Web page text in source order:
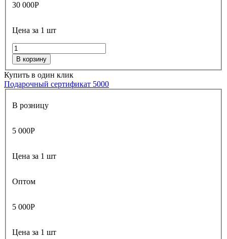
30 000Р
Цена за 1 шт
В корзину
Купить в один клик
Подарочный сертификат 5000
В розницу
5 000Р
Цена за 1 шт
Оптом
5 000Р
Цена за 1 шт